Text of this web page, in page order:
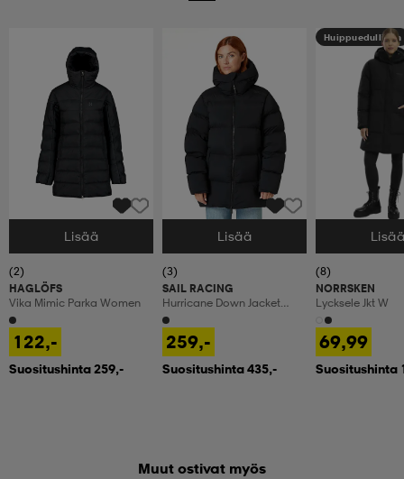
Valitse Koko
Lisää
(2)
HAGLÖFS
Vika Mimic Parka Women
122,-
Suositushinta 259,-
Valitse Koko
Lisää
(3)
SAIL RACING
Hurricane Down Jacket
Women
259,-
Suositushinta 435,-
Huippuedullinen
Valitse Koko
(8)
NORRSKEN
Lycksele Jkt W
69,99
Suositushinta
Muut ostivat myös